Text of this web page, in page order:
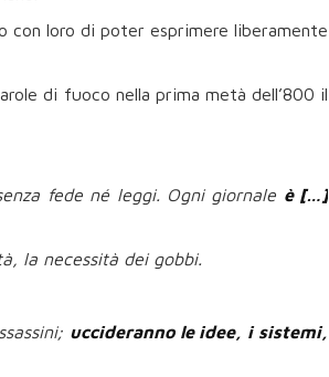
con loro di poter esprimere liberamente
di fuoco nella prima metà dell’800 il
fede né leggi. Ogni giornale è […]
la necessità dei gobbi.
uccideranno le idee, i sistemi,